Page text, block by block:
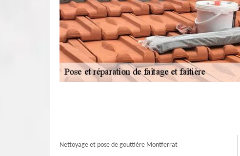
Nettoyage et pose de gouttière Montferrat